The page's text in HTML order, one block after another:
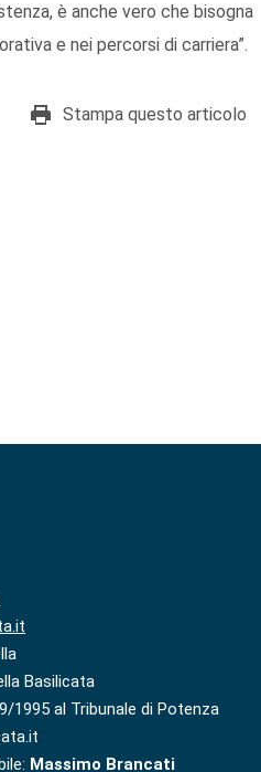
è anche vero che bisogna
e nei percorsi di carriera”.
Stampa questo articolo
Basilicata
1995 al Tribunale di Potenza
Massimo Brancati